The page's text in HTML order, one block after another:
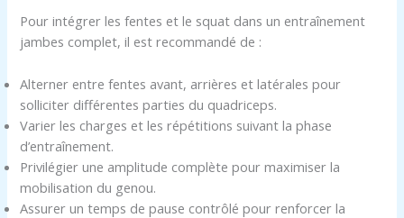
Pour intégrer les fentes et le squat dans un entraînement
jambes complet, il est recommandé de :
Alterner entre fentes avant, arrières et latérales pour
solliciter différentes parties du quadriceps.
Varier les charges et les répétitions suivant la phase
d’entraînement.
Privilégier une amplitude complète pour maximiser la
mobilisation du genou.
Assurer un temps de pause contrôlé pour renforcer la